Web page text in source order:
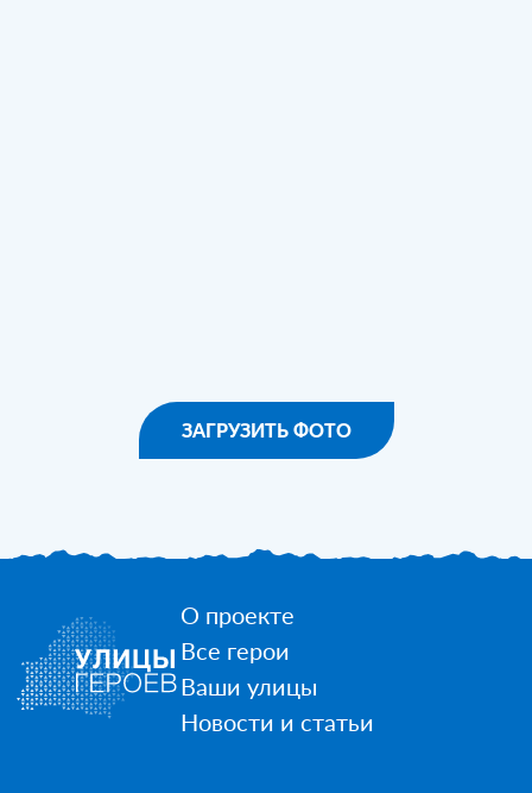
ЗАГРУЗИТЬ ФОТО
О проекте
Все герои
Ваши улицы
Новости и статьи